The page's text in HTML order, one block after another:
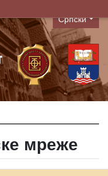
Language
Српски
мреже